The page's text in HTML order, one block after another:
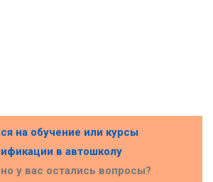
на обучение или курсы
в автошколу
у вас остались вопросы?